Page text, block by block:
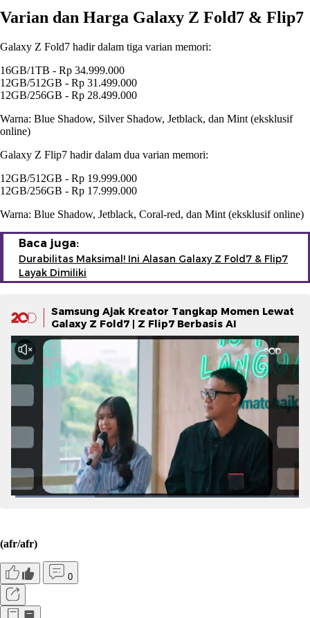
Varian dan Harga Galaxy Z Fold7 & Flip7
Galaxy Z Fold7 hadir dalam tiga varian memori:
16GB/1TB - Rp 34.999.000
12GB/512GB - Rp 31.499.000
12GB/256GB - Rp 28.499.000
Warna: Blue Shadow, Silver Shadow, Jetblack, dan Mint (eksklusif
online)
Galaxy Z Flip7 hadir dalam dua varian memori:
12GB/512GB - Rp 19.999.000
12GB/256GB - Rp 17.999.000
Warna: Blue Shadow, Jetblack, Coral-red, dan Mint (eksklusif online)
Baca juga:
Durabilitas Maksimal! Ini Alasan Galaxy Z Fold7 & Flip7
Layak Dimiliki
Samsung Ajak Kreator Tangkap Momen Lewat
Galaxy Z Fold7 | Z Flip7 Berbasis AI
(afr/afr)
0